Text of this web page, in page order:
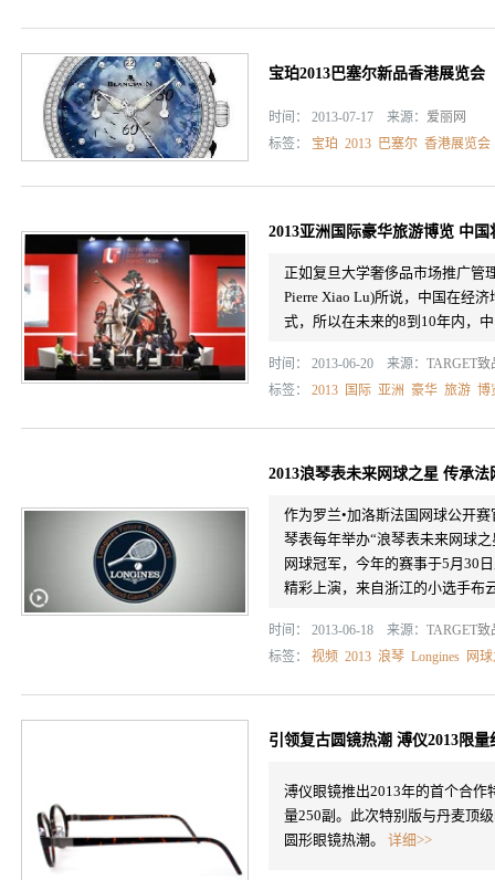
宝珀2013巴塞尔新品香港展览会
时间： 2013-07-17 来源： 爱丽网
标签： 宝珀 2013 巴塞尔 香港展览会
2013亚洲国际豪华旅游博览 中
正如复旦大学奢侈品市场推广管
Pierre Xiao Lu)所说，中国在经
式，所以在未来的8到10年内，
时间： 2013-06-20 来源： TARGET致
标签： 2013 国际 亚洲 豪华 旅游 博
2013浪琴表未来网球之星 传承法
作为罗兰•加洛斯法国网球公开
琴表每年举办“浪琴表未来网球之
网球冠军，今年的赛事于5月30
精彩上演，来自浙江的小选手布
时间： 2013-06-18 来源： TARGET致
标签： 视频 2013 浪琴 Longines 网
引领复古圆镜热潮 溥仪2013限
溥仪眼镜推出2013年的首个合作
量250副。此次特别版与丹麦顶
圆形眼镜热潮。 详细>>